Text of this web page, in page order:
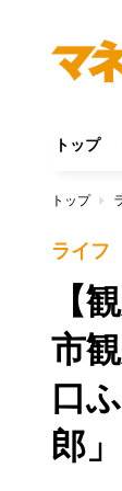
トップ
トップ
ライフ
【
市
口
郎